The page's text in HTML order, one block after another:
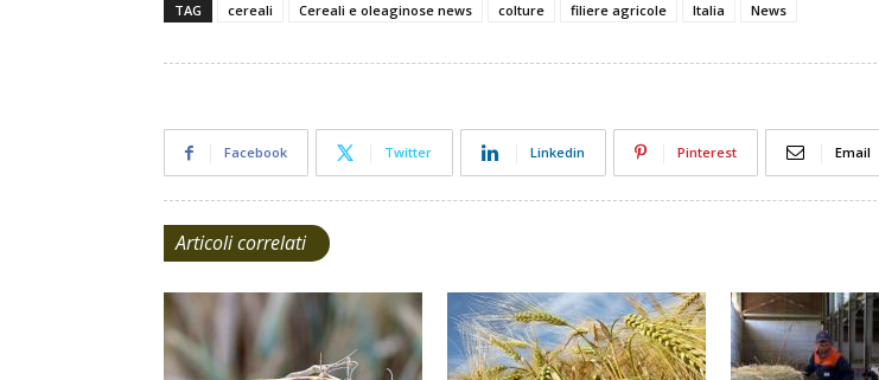
TAG cereali Cereali e oleaginose news colture filiere agricole Italia News
Facebook Twitter Linkedin Pinterest Email
Articoli correlati